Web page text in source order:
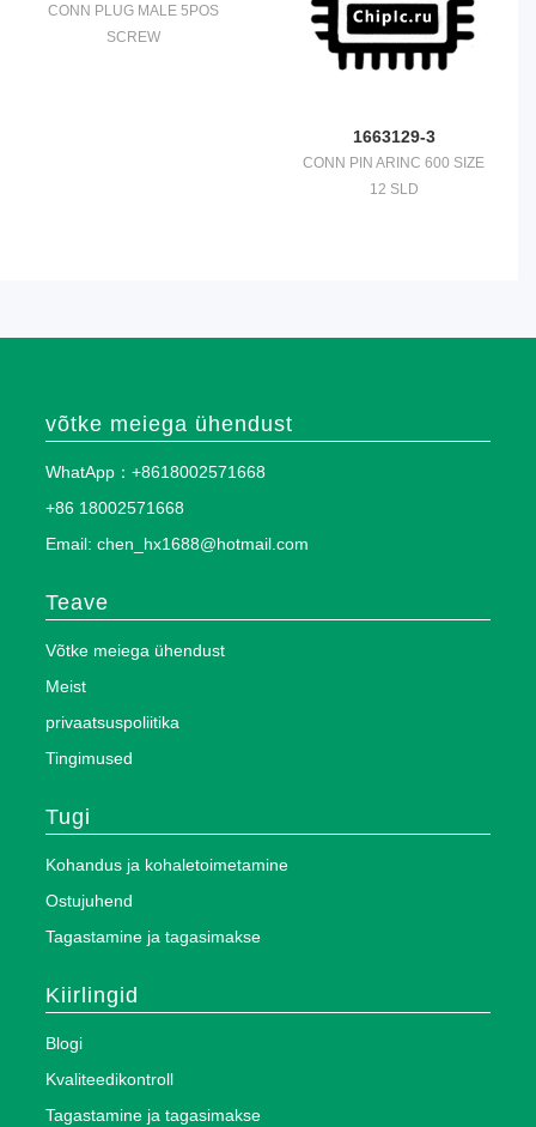
CONN PLUG MALE 5POS
SCREW
1663129-3
CONN PIN ARINC 600 SIZE
12 SLD
võtke meiega ühendust
WhatApp：+8618002571668
+86 18002571668
Email: chen_hx1688@hotmail.com
Teave
Võtke meiega ühendust
Meist
privaatsuspoliitika
Tingimused
Tugi
Kohandus ja kohaletoimetamine
Ostujuhend
Tagastamine ja tagasimakse
Kiirlingid
Blogi
Kvaliteedikontroll
Tagastamine ja tagasimakse